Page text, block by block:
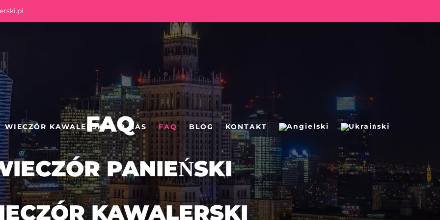
WIECZÓR KAWALERSKI O NAS FAQ BLOG KONTAKT
FAQ
PANIEŃSKI
KAWALERSKI